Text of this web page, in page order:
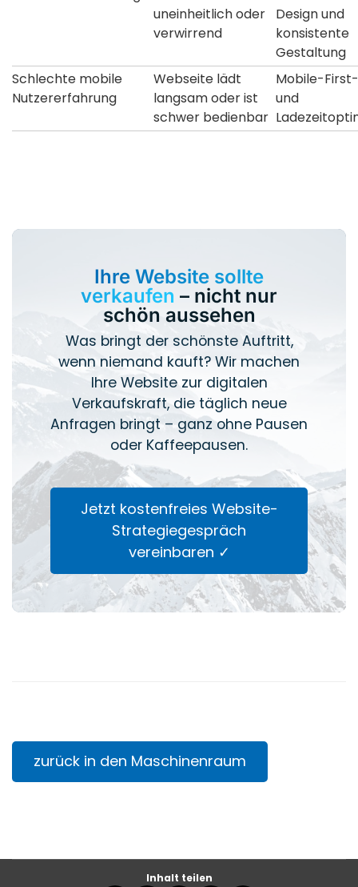
uneinheitlich oder
verwirrend
Design und
konsistente
Gestaltung
Schlechte mobile
Nutzererfahrung
Webseite lädt
langsam oder ist
schwer bedienbar
Mobile-
und
Ihre Website sollte
verkaufen – nicht nur
schön aussehen
Was bringt der schönste Auftritt,
wenn niemand kauft? Wir machen
Ihre Website zur digitalen
Verkaufskraft, die täglich neue
Anfragen bringt – ganz ohne Pausen
oder Kaffeepausen.
Jetzt kostenfreies Website-
Strategiegespräch
vereinbaren ✓
zurück in den Maschinenraum
Inhalt teilen